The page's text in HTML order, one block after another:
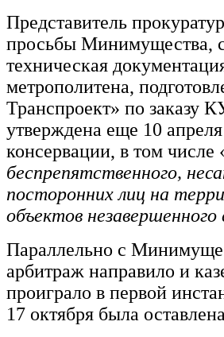
Представитель
просьбы Минимущества,
техническая
метрополитена,
Транспроект» по заказу
утверждена еще 10
консервации, в том числе
беспрепятственного,
посторонних лиц на
объектов
Параллельно с
арбитраж направило и
проиграло в первой
17 октября была